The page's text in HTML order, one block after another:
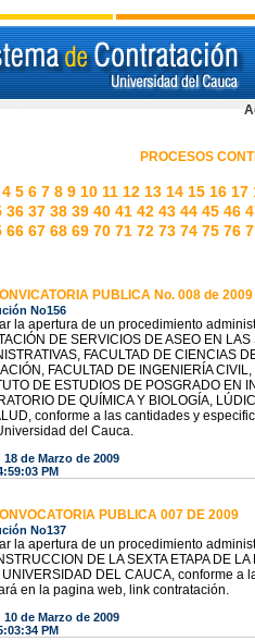
PROCESOS
4 5 6 7 8 9 10 11 12 13 14 15 16 17
36 37 38 39 40 41 42 43 44 45 46
66 67 68 69 70 71 72 73 74 75 76
PUBLICA No. 008 de 2009
No156
la apertura de un procedimiento
DE SERVICIOS DE ASEO EN
FACULTAD DE CIENCIAS
FACULTAD DE INGENIERÍA
DE ESTUDIOS DE POSGRADO EN
DE QUÍMICA Y BIOLOGÍA,
conforme a las cantidades y
del Cauca.
18 de Marzo de 2009
PM
PUBLICA 007 DE 2009
No137
la apertura de un procedimiento
DE LA SEXTA ETAPA DE
UNIVERSIDAD DEL CAUCA, conforme
en la pagina web, link contratación.
10 de Marzo de 2009
PM